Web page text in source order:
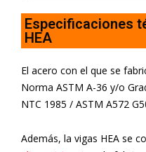
Especificaciones
HEA
El acero con el que se
Norma ASTM A-36 y/o
NTC 1985 / ASTM A572
Además, la vigas HEA se